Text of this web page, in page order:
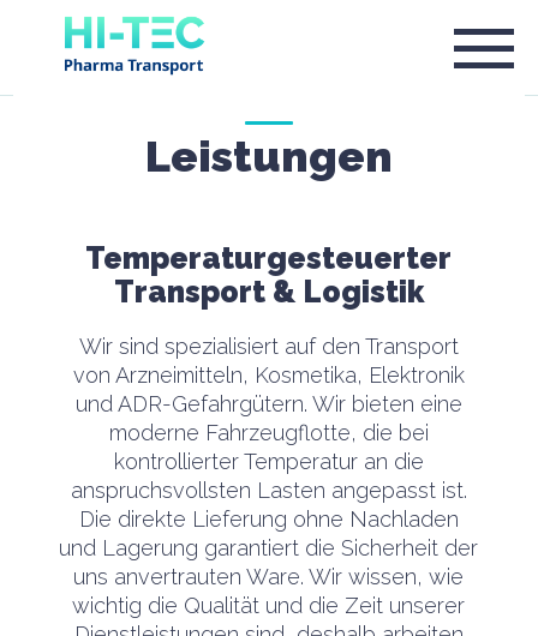
Leistungen
Temperaturgesteuerter
Transport & Logistik
Wir sind spezialisiert auf den Transport
von Arzneimitteln, Kosmetika, Elektronik
und ADR-Gefahrgütern. Wir bieten eine
moderne Fahrzeugflotte, die bei
kontrollierter Temperatur an die
anspruchsvollsten Lasten angepasst ist.
Die direkte Lieferung ohne Nachladen
und Lagerung garantiert die Sicherheit der
uns anvertrauten Ware. Wir wissen, wie
wichtig die Qualität und die Zeit unserer